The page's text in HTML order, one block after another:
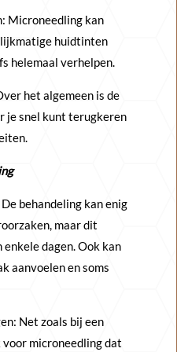
Microneedling kan
huidtinten
helemaal verhelpen.
het algemeen is de
je snel kunt terugkeren
behandeling kan enig
maar dit
dagen. Ook kan
aanvoelen en soms
Net zoals bij een
microneedling dat